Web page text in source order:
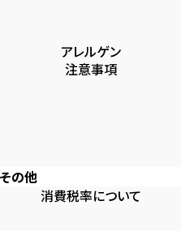
アレルゲン
注意事項
その他
消費税率について